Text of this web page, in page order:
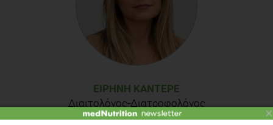
ΕΙΡΉΝΗ ΚΑΝΤΕΡΈ
Διαιτολόγος-Διατροφολόγος
×